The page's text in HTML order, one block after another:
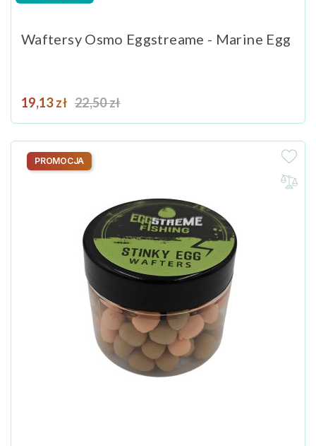
Waftersy Osmo Eggstreame - Marine Egg
Cena
19,13 zł Cena podstawowa
22,50 zł
PROMOCJA